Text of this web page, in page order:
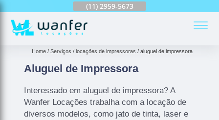
(11) 2959-5673
Home Serviços locações de impressoras aluguel de impressora
Aluguel de Impressora
Interessado em aluguel de impressora? A
Wanfer Locações trabalha com a locação de
diversos modelos, como jato de tinta, laser e